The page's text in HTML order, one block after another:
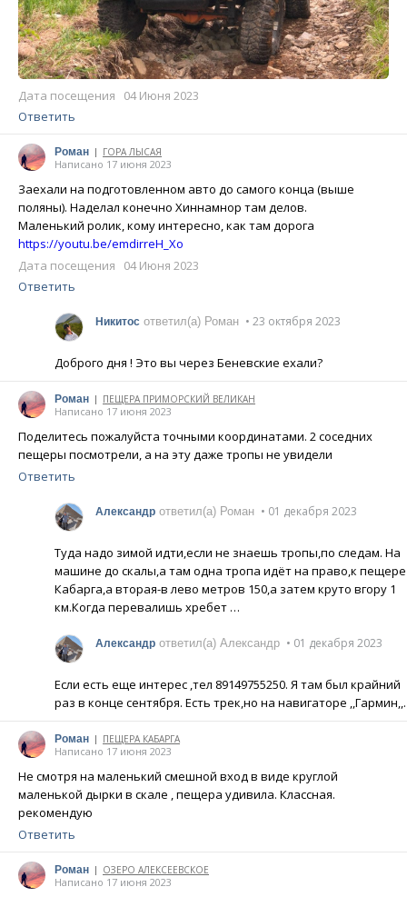
Дата посещения 04 Июня 2023
Ответить
Роман | ГОРА ЛЫСАЯ
Написано 17 июня 2023
Заехали на подготовленном авто до самого конца (выше
поляны). Наделал конечно Хиннамнор там делов.
Маленький ролик, кому интересно, как там дорога
https://youtu.be/emdirreH_Xo
Дата посещения 04 Июня 2023
Ответить
Никитос ответил(а) Роман • 23 октября 2023
Доброго дня ! Это вы через Беневские ехали?
Роман | ПЕЩЕРА ПРИМОРСКИЙ ВЕЛИКАН
Написано 17 июня 2023
Поделитесь пожалуйста точными координатами. 2 соседних
пещеры посмотрели, а на эту даже тропы не увидели
Ответить
Александр ответил(а) Роман • 01 декабря 2023
Туда надо зимой идти,если не знаешь тропы,по следам. На
машине до скалы,а там одна тропа идёт на право,к пещере
Кабарга,а вторая-в лево метров 150,а затем круто вгору 1
км.Когда перевалишь хребет …
Александр ответил(а) Александр • 01 декабря 2023
Если есть еще интерес ,тел 89149755250. Я там был крайний
раз в конце сентября. Есть трек,но на навигаторе ,,Гармин,,.
Роман | ПЕЩЕРА КАБАРГА
Написано 17 июня 2023
Не смотря на маленький смешной вход в виде круглой
маленькой дырки в скале , пещера удивила. Классная.
рекомендую
Ответить
Роман | ОЗЕРО АЛЕКСЕЕВСКОЕ
Написано 17 июня 2023